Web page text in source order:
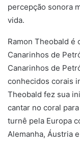
percepção sonora
vida.
Ramon Theobald é
Canarinhos de
Canarinhos de
conhecidos corais
Theobald fez sua
cantar no coral
turnê pela Europa
Alemanha, Áustria